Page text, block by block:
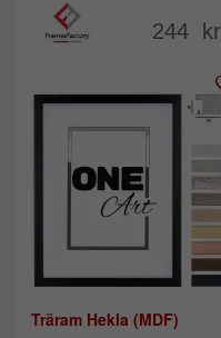
244 kr
Träram Hekla (MDF)